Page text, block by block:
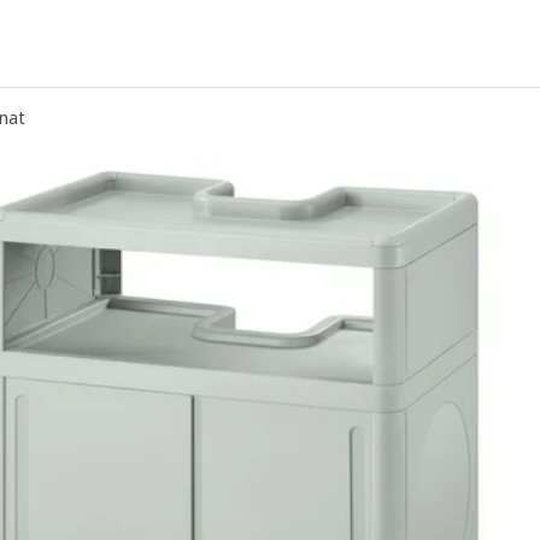
/ BACKSJÖN, Umyv. sk se zás., umyvadlem a bat., lesklá